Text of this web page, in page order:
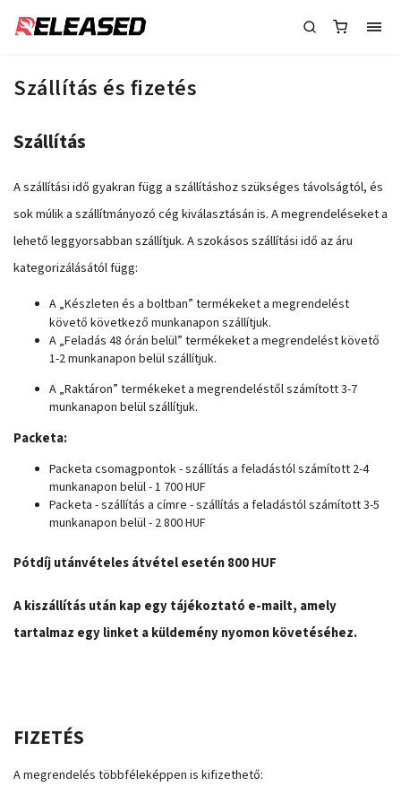
Szállítás és fizetés
Szállítás
A szállítási idő gyakran függ a szállításhoz szükséges távolságtól, és
sok múlik a szállítmányozó cég kiválasztásán is. A megrendeléseket a
lehető leggyorsabban szállítjuk. A szokásos szállítási idő az áru
kategorizálásától függ:
A „Készleten és a boltban” termékeket a megrendelést
követő következő munkanapon szállítjuk.
A „Feladás 48 órán belül” termékeket a megrendelést követő
1-2 munkanapon belül szállítjuk.
A „Raktáron” termékeket a megrendeléstől számított 3-7
munkanapon belül szállítjuk.
Packeta:
Packeta csomagpontok - szállítás a feladástól számított 2-4
munkanapon belül - 1 700 HUF
Packeta - szállítás a címre - szállítás a feladástól számított 3-5
munkanapon belül - 2 800 HUF
Pótdíj utánvételes átvétel esetén 800 HUF
A kiszállítás után kap egy tájékoztató e-mailt, amely
tartalmaz egy linket a küldemény nyomon követéséhez.
FIZETÉS
A megrendelés többféleképpen is kifizethető: